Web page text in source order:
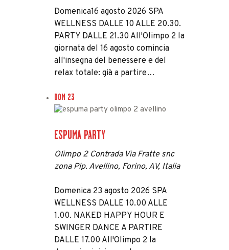
Domenica16 agosto 2026 SPA
WELLNESS DALLE 10 ALLE 20.30.
PARTY DALLE 21.30 All'Olimpo 2 la
giornata del 16 agosto comincia
all'insegna del benessere e del
relax totale: già a partire…
DOM 23
ESPUMA PARTY
Olimpo 2 Contrada Via Fratte snc
zona Pip. Avellino, Forino, AV, Italia
Domenica 23 agosto 2026 SPA
WELLNESS DALLE 10.00 ALLE
1.00. NAKED HAPPY HOUR E
SWINGER DANCE A PARTIRE
DALLE 17.00 All'Olimpo 2 la